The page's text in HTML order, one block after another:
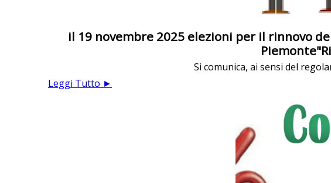
il 19 novembre 2025 elezioni per il rinnovo
Si comunica, ai sensi del
Leggi Tutto ►